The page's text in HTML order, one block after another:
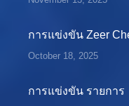
การแข่งขัน Zeer
October 18, 2025
การแข่งขัน รายการ